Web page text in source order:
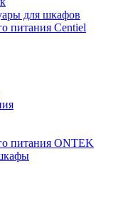
для шкафов
питания Centiel
питания ONTEK